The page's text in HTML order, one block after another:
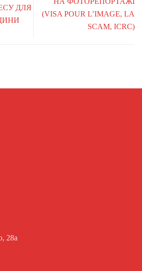
ДЛЯ
(VISA POUR L’IMAGE, LA
SCAM, ICRC)
28а